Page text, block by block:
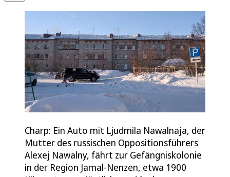
Charp: Ein Auto mit Ljudmila Nawalnaja, der
Mutter des russischen Oppositionsführers
Alexej Nawalny, fährt zur Gefängniskolonie
in der Region Jamal-Nenzen, etwa 1900